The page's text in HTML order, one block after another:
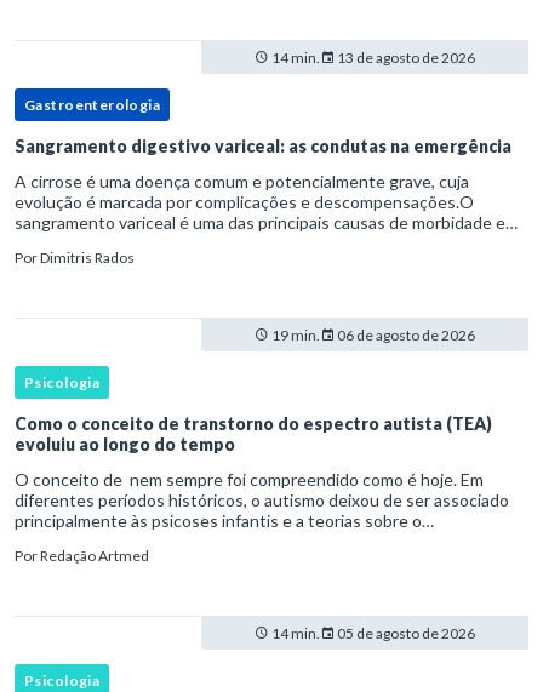
14 min. 13 de agosto de 2026
Gastroenterologia
Sangramento digestivo variceal: as condutas na emergência
A cirrose é uma doença comum e potencialmente grave, cuja
evolução é marcada por complicações e descompensações.O
sangramento variceal é uma das principais causas de morbidade e
hipertensão port
PorDimitris Rados
19 min. 06 de agosto de 2026
Psicologia
Como o conceito de transtorno do espectro autista (TEA)
evoluiu ao longo do tempo
O conceito de nem sempre foi compreendido como é hoje. Em
diferentes períodos históricos, o autismo deixou de ser associado
principalmente às psicoses infantis e a teorias sobre o
transtorno do des
PorRedação Artmed
14 min. 05 de agosto de 2026
Psicologia